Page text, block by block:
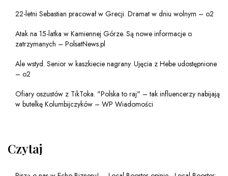
22-letni Sebastian pracował w Grecji. Dramat w dniu wolnym – o2
Atak na 15-latka w Kamiennej Górze. Są nowe informacje o
zatrzymanych – PolsatNews.pl
Ale wstyd. Senior w kaszkiecie nagrany. Ujęcia z Hebe udostępnione
– o2
Ofiary oszustów z TikToka. "Polska to raj" – tak influencerzy nabijają
w butelkę Kolumbijczyków – WP Wiadomości
Czytaj